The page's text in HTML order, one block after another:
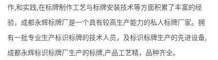
作,和实践,在标牌制作工艺与标牌安装技术等方面积累了丰富的经
验，成都永辉标牌厂是一个具有较高生产能力的私人标牌厂家。拥
有一批专业生产标识标牌的技术人员，及标识标牌生产的先进设备,
成都永辉标识标牌厂生产的标牌,产品工艺精，品种齐全。